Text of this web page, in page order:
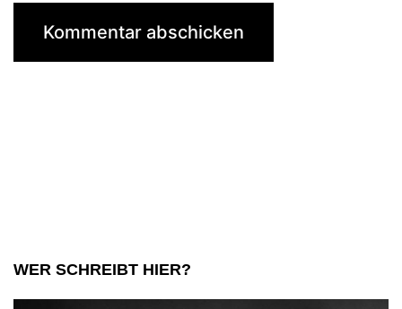
WER SCHREIBT HIER?